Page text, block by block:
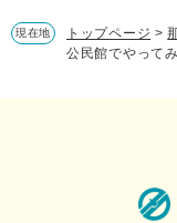
現在地 トップページ >
公民館でやって